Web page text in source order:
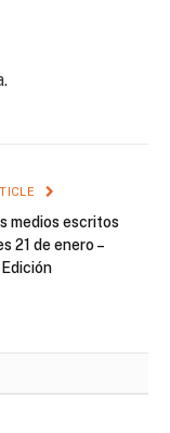
medios escritos
21 de enero –